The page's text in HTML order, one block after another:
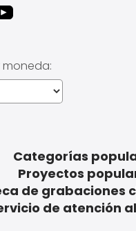
Categorías
Proyectos
de grabaciones
de atención
moneda: